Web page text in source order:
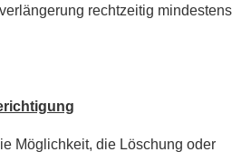
rechtzeitig mindestens
Möglichkeit, die Löschung oder